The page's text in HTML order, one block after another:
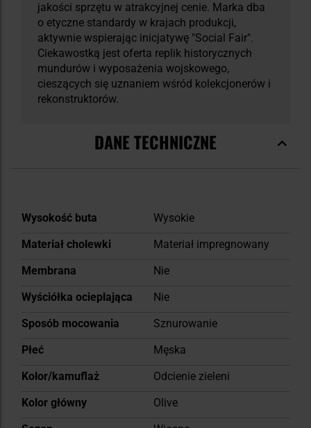
jakości sprzętu w atrakcyjnej cenie. Marka dba
o etyczne standardy w krajach produkcji,
aktywnie wspierając inicjatywę "Social Fair".
Ciekawostką jest oferta replik historycznych
mundurów i wyposażenia wojskowego,
cieszących się uznaniem wśród kolekcjonerów i
rekonstruktorów.
DANE TECHNICZNE
Więcej
Wysokość buta
Wysokie
Materiał cholewki
Materiał impregnowany
Membrana
Nie
Wyściółka ocieplająca
Nie
Sposób mocowania
Sznurowanie
Płeć
Męska
Kolor/kamuflaż
Odcienie zieleni
Kolor główny
Olive